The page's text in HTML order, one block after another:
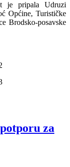
je pripala Udruzi
Općine, Turističke
Brodsko-posavske
za